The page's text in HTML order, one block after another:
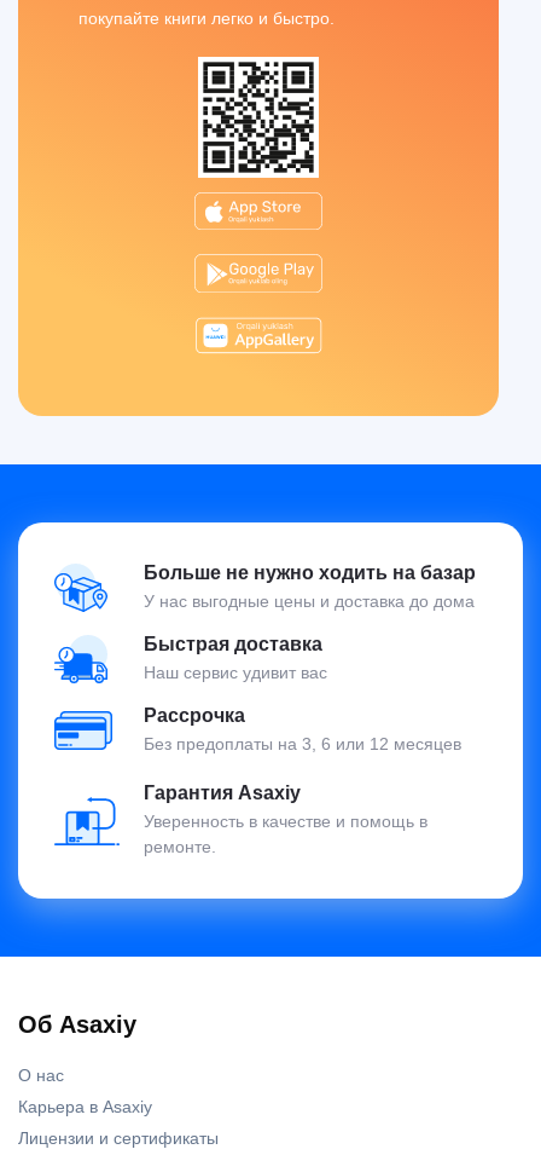
покупайте книги легко и быстро.
Больше не нужно ходить на базар
У нас выгодные цены и доставка до дома
Быстрая доставка
Наш сервис удивит вас
Рассрочка
Без предоплаты на 3, 6 или 12 месяцев
Гарантия Asaxiy
Уверенность в качестве и помощь в
ремонте.
Об Asaxiy
О нас
Карьера в Asaxiy
Лицензии и сертификаты